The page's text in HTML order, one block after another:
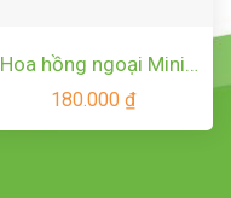
Hoa hồng ngoại Mini
Eden rose – Hoa hồng
Pháp vô cùng sai hoa
180.000 ₫